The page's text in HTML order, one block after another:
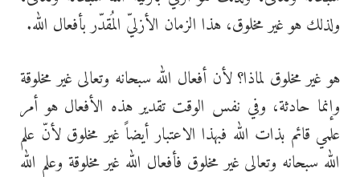
ولذلك هو غير مخلوق، هذا الزمان الأزليّ المُقدّر بأفعال الله.
هو غير مخلوق لماذا؟ لأن أفعال الله سبحانه وتعالى غير مخلوقة
وإنما حادثة، وفي نفس الوقت تقدير هذه الأفعال هو أمر
علمي قائم بذات الله فبهذا الاعتبار أيضاً غير مخلوق لأنّ علم
الله سبحانه وتعالى غير مخلوق فأفعال الله غير مخلوقة وعلم الله